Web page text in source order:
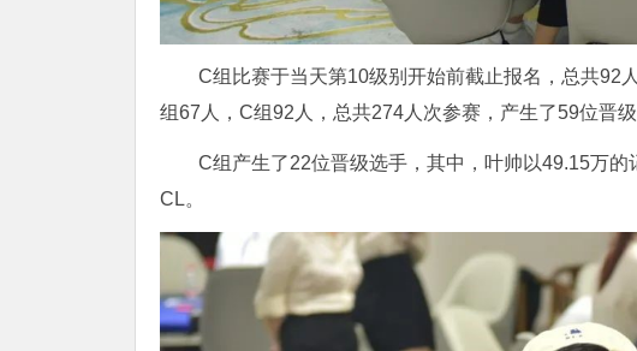
C组比赛于当天第10级别开始前截止报名，总共92
组67人，C组92人，总共274人次参赛，产生了59位晋
C组产生了22位晋级选手，其中，叶帅以49.15万
CL。